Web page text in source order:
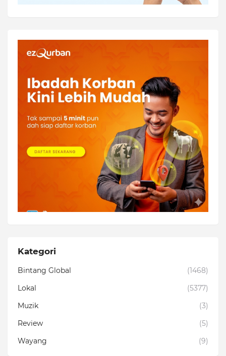
Kategori
Bintang Global
(1468)
Lokal
(5377)
Muzik
(3)
Review
(5)
Wayang
(9)